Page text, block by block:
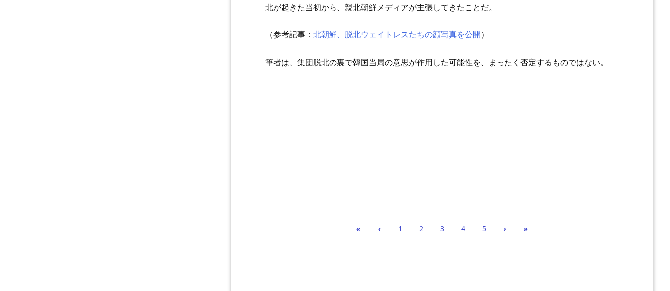
北が起きた当初から、親北朝鮮メディアが主張してきたことだ。
（参考記事： 北朝鮮、脱北ウェイトレスたちの顔写真を公開）
筆者は、集団脱北の裏で韓国当局の意思が作用した可能性を、まったく否定するものではない。
« ‹ 1 2 3 4 5 › »